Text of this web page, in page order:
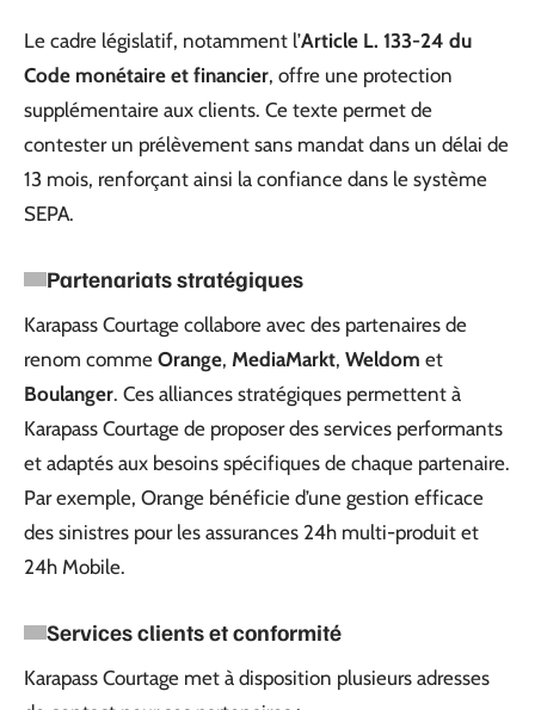
Le cadre législatif, notamment l’Article L. 133-24 du
Code monétaire et financier, offre une protection
supplémentaire aux clients. Ce texte permet de
contester un prélèvement sans mandat dans un délai de
13 mois, renforçant ainsi la confiance dans le système
SEPA.
Partenariats stratégiques
Karapass Courtage collabore avec des partenaires de
renom comme Orange, MediaMarkt, Weldom et
Boulanger. Ces alliances stratégiques permettent à
Karapass Courtage de proposer des services performants
et adaptés aux besoins spécifiques de chaque partenaire.
Par exemple, Orange bénéficie d’une gestion efficace
des sinistres pour les assurances 24h multi-produit et
24h Mobile.
Services clients et conformité
Karapass Courtage met à disposition plusieurs adresses